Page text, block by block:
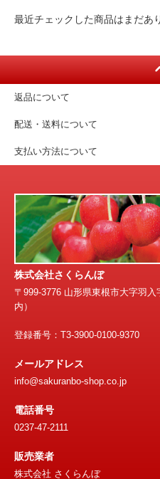
最近チェックした商品はまだあ
返品について
配送・送料について
支払い方法について
株式会社さくらんぼ
〒999-3776 山形県東根市大字羽
内）
登録番号：T3-3900-0100-9370
メールアドレス
info@sakuranbo-shop.co.jp
電話番号
0237-47-2111
販売業者
株式会社 さくらんぼ